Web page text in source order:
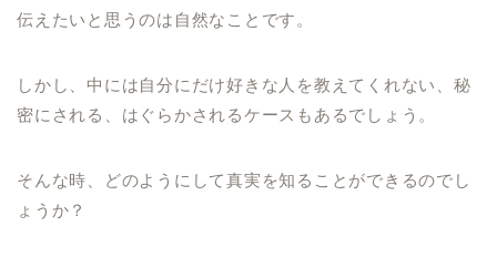
伝えたいと思うのは自然なことです。
しかし、中には自分にだけ好きな人を教えてくれない、秘
密にされる、はぐらかされるケースもあるでしょう。
そんな時、どのようにして真実を知ることができるのでし
ょうか？